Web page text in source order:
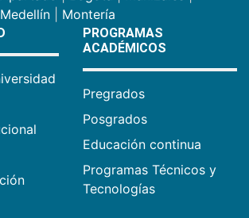
Medellín
Montería
PROGRAMAS
ACADÉMICOS
Pregrados
Posgrados
Educación continua
Programas Técnicos y
Tecnologías